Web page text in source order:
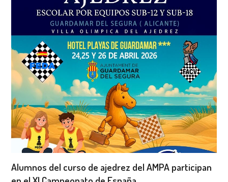
Alumnos del curso de ajedrez del AMPA participan